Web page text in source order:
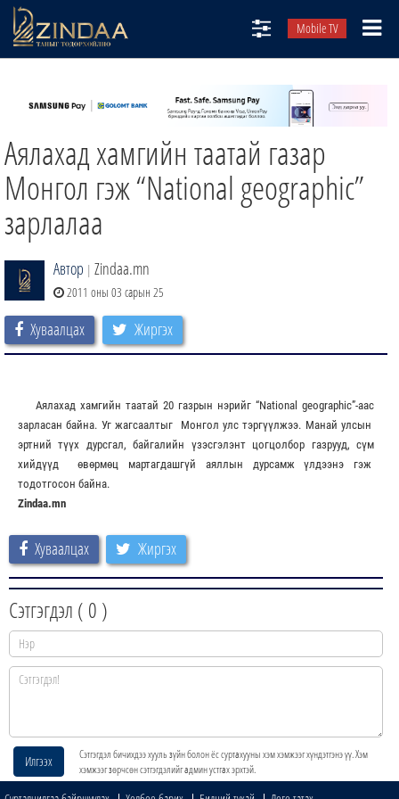
Mobile TV
ТВ8
ӨГЛӨӨНИЙ СОНИН
АУДИО ЗОХИОЛ
Аялахад хамгийн таатай газар
Монгол гэж “National geographic”
зарлалаа
Автор | Zindaa.mn
2011 оны 03 сарын 25
Хуваалцах Жиргэх
Аялахад хамгийн таатай 20 газрын нэрийг “National geographic”-аас
зарласан байна. Уг жагсаалтыг Монгол улс тэргүүлжээ. Манай улсын
эртний түүх дурсгал, байгалийн үзэсгэлэнт цогцолбор газрууд, сүм
хийдүүд өвөрмөц мартагдашгүй аяллын дурсамж үлдээнэ гэж
тодотгосон байна.
Zindaa.mn
Хуваалцах Жиргэх
Сэтгэгдэл ( 0 )
Илгээх
Сэтгэгдэл бичихдээ хууль зүйн болон ёс суртахууны хэм хэмжээг хүндэтгэнэ үү. Хэм
хэмжээг зөрчсөн сэтгэгдэлийг админ устгах эрхтэй.